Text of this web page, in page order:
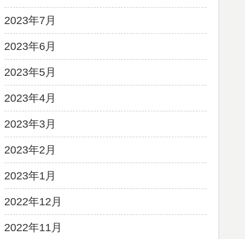
2023年7月
2023年6月
2023年5月
2023年4月
2023年3月
2023年2月
2023年1月
2022年12月
2022年11月